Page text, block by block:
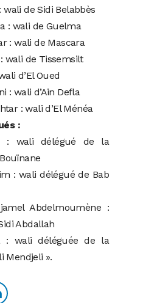
de Sidi Belabbès
: wali de Guelma
: wali de Mascara
wali de Tissemsilt
d’El Oued
: wali d’Ain Defla
: wali d’El Ménéa
:
: wali délégué de la
: wali délégué de Bab
Abdelmoumène :
Abdallah
: wali déléguée de la
Mendjeli ».